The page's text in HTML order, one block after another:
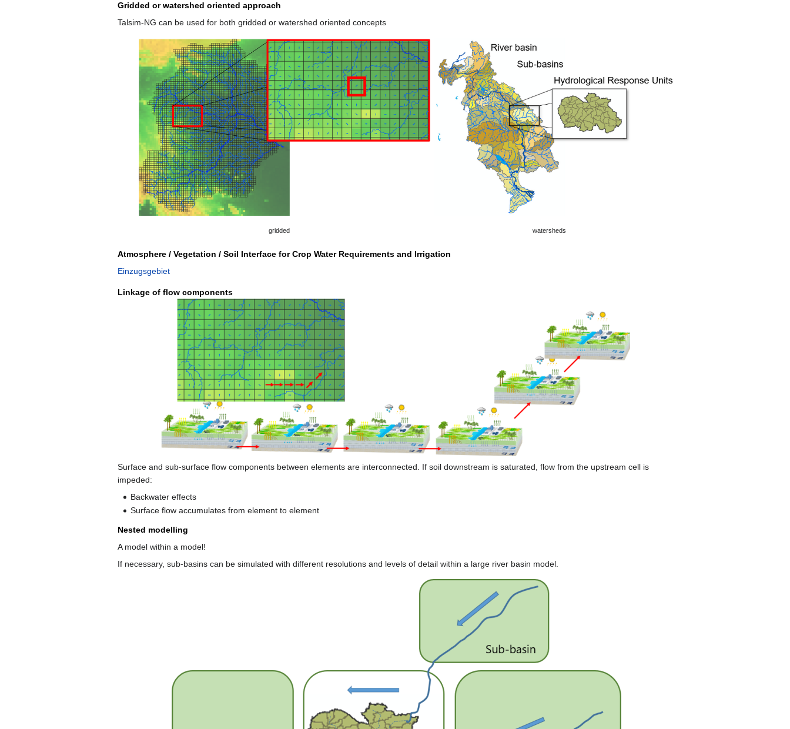
Gridded or watershed oriented approach
Talsim-NG can be used for both gridded or watershed oriented concepts
gridded watersheds
Atmosphere / Vegetation / Soil Interface for Crop Water Requirements and Irrigation
Einzugsgebiet
Linkage of flow components
Surface and sub-surface flow components between elements are interconnected. If soil downstream is saturated, flow from the upstream cell is
impeded:
Backwater effects
Surface flow accumulates from element to element
Nested modelling
A model within a model!
If necessary, sub-basins can be simulated with different resolutions and levels of detail within a large river basin model.